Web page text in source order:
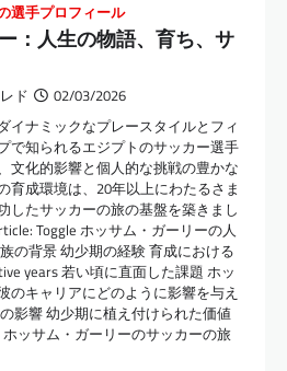
選手プロフィール
：人生の物語、育ち、サ
ド 02/03/2026
イナミックなプレースタイルとフィ
で知られるエジプトのサッカー選手
文化的影響と個人的な挑戦の豊かな
育成環境は、20年以上にわたるさま
したサッカーの旅の基盤を築きまし
Toggle ホッサム・ガーリーの人
の背景 幼少期の経験 育成における
years 若い頃に直面した課題 ホッ
のキャリアにどのように影響を与え
影響 幼少期に植え付けられた価値
ッサム・ガーリーのサッカーの旅